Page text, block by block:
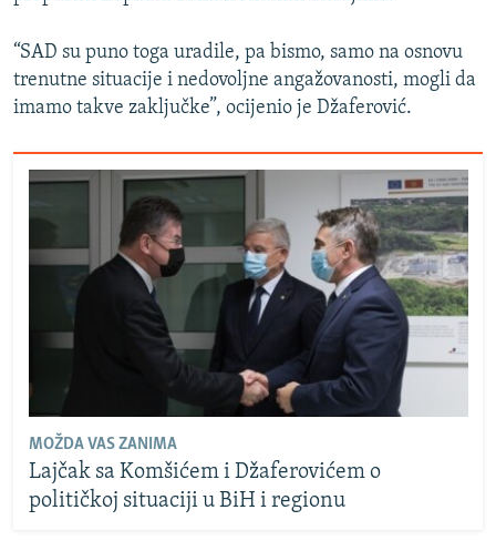
“SAD su puno toga uradile, pa bismo, samo na osnovu
trenutne situacije i nedovoljne angažovanosti, mogli da
imamo takve zaključke”, ocijenio je Džaferović.
MOŽDA VAS ZANIMA
Lajčak sa Komšićem i Džaferovićem o
političkoj situaciji u BiH i regionu